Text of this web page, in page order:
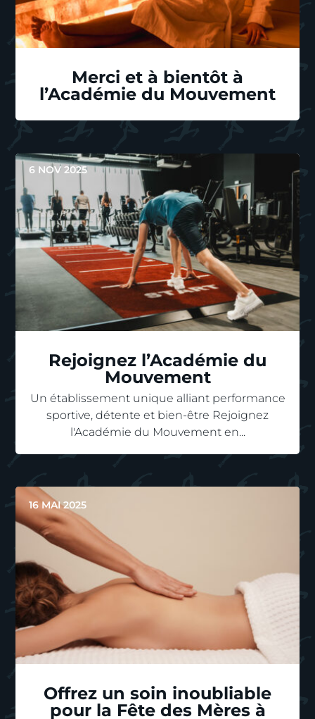
Merci et à bientôt à
l’Académie du Mouvement
Rejoignez l’Académie du
Mouvement
6 NOV 2025
Un établissement unique alliant performance
sportive, détente et bien-être Rejoignez
l'Académie du Mouvement en...
Offrez un soin inoubliable
pour la Fête des Mères à
16 MAI 2025